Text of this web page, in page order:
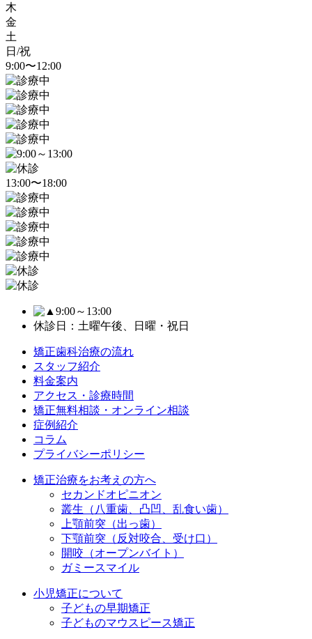
木
金
土
日/祝
9:00〜12:00
13:00〜18:00
9:00～13:00
休診日：土曜午後、日曜・祝日
矯正歯科治療の流れ
スタッフ紹介
料金案内
アクセス・診療時間
矯正無料相談・オンライン相談
症例紹介
コラム
プライバシーポリシー
矯正治療をお考えの方へ
セカンドオピニオン
叢生（八重歯、凸凹、乱食い歯）
上顎前突（出っ歯）
下顎前突（反対咬合、受け口）
開咬（オープンバイト）
ガミースマイル
小児矯正について
子どもの早期矯正
子どものマウスピース矯正